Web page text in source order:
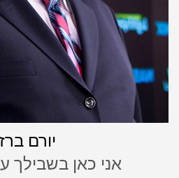
יורם
אני כאן בשבילך